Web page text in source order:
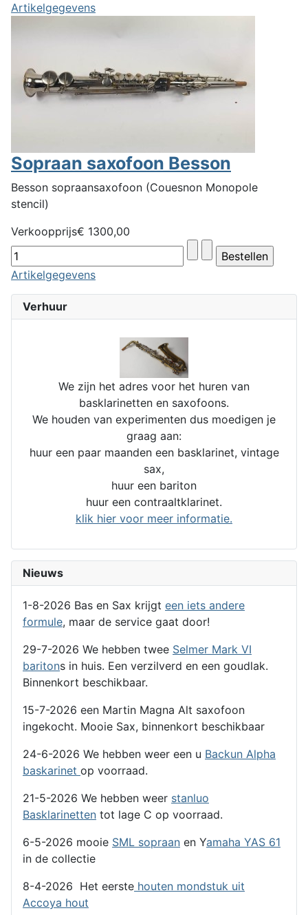
Verhuur
We zijn het adres voor het huren van
basklarinetten en saxofoons.
We houden van experimenten dus moedigen je
graag aan:
huur een paar maanden een basklarinet, vintage
sax,
huur een bariton
huur een contraaltklarinet.
klik hier voor meer informatie.
Nieuws
1-8-2026 Bas en Sax krijgt een iets andere
formule, maar de service gaat door!
29-7-2026 We hebben twee Selmer Mark VI
baritons in huis. Een verzilverd en een goudlak.
Binnenkort beschikbaar.
15-7-2026 een Martin Magna Alt saxofoon
ingekocht. Mooie Sax, binnenkort beschikbaar
24-6-2026 We hebben weer een u Backun Alpha
baskarinet op voorraad.
21-5-2026 We hebben weer stanluo
Basklarinetten tot lage C op voorraad.
6-5-2026 mooie SML sopraan en Yamaha YAS 61
in de collectie
8-4-2026 Het eerste houten mondstuk uit
Accoya hout
Artikelgegevens
Sopraan saxofoon Besson
Besson sopraansaxofoon (Couesnon Monopole
stencil)
Verkoopprijs€ 1300,00
Artikelgegevens